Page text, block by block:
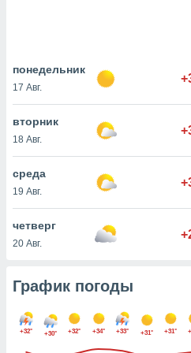
установки
веб-
как
вашем
понедельник
17 Авг.
вторник
18 Авг.
среда
19 Авг.
четверг
20 Авг.
График погоды
+32° +30° +32° +34° +33° +31° +31°